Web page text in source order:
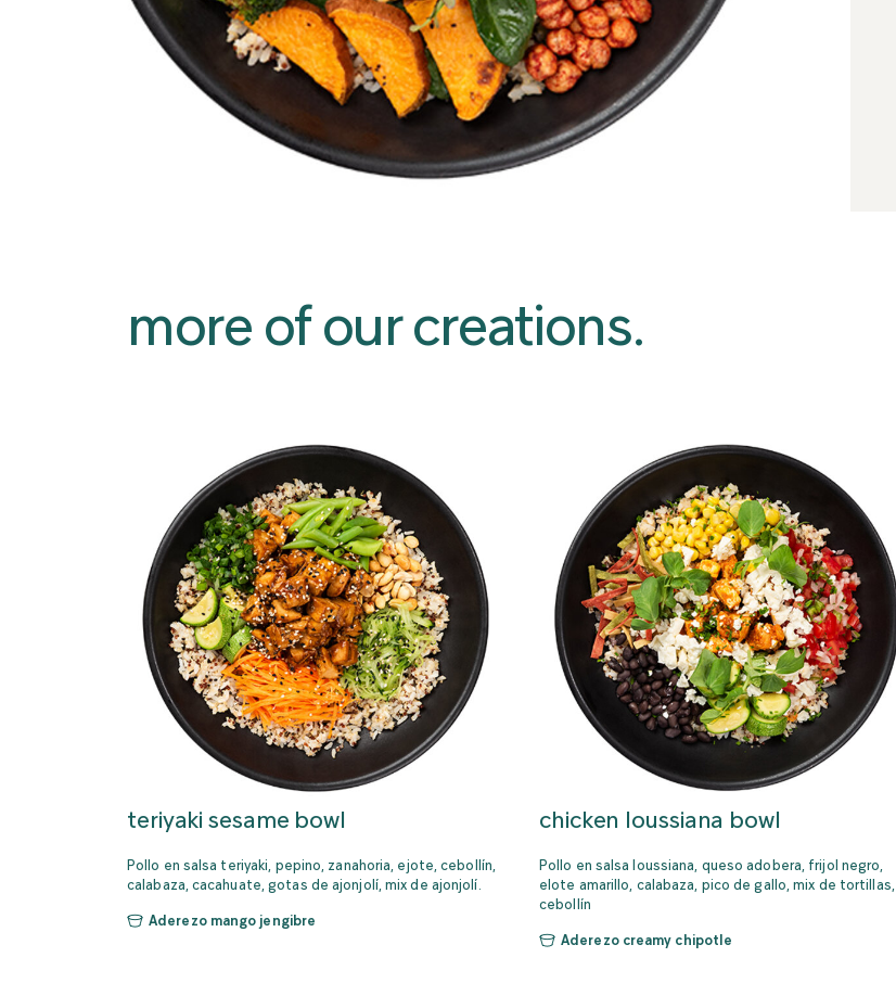
more of our creations.
teriyaki sesame bowl
Pollo en salsa teriyaki, pepino, zanahoria, ejote, cebollín,
calabaza, cacahuate, gotas de ajonjolí, mix de ajonjolí.
Aderezo mango jengibre
chicken loussiana bowl
Pollo en salsa loussiana, queso adobera, frijol negro,
elote amarillo, calabaza, pico de gallo, mix de tortillas,
cebollín
Aderezo creamy chipotle